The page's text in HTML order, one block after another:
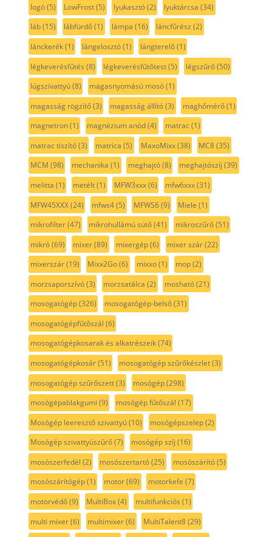
logó(5) LowFrost(5) lyukasztó(2) lyuktárcsa (34)
láb(15) lábfürdő(1) lámpa (16) láncfűrész (2)
lánckerék(1) lángelosztó(1) lángterelő(1)
légkeverésfűtés (8) légkeverésfűtőtest(5) légszűrő(50)
lúgszivattyú(8) magasnyomású mosó(1)
magasság rögzítő(3) magasság állító(3) maghőmérő(1)
magnetron(1) magnézium anód(4) matrac(1)
matrac tiszító(3) matrica (5) MaxoMixx(38) MC8(35)
MCM (98) mechanika (1) meghajtó(8) meghajtószíj (39)
melitta (1) metélt(1) MFW3xxx(6) mfw6xxx(31)
MFW45XXX(24) mfws4(5) MFWS6(9) Miele (1)
mikrofilter(47) mikrohullámú sütő(41) mikroszűrő(51)
mikró(69) mixer(89) mixergép(6) mixer szár(22)
mixerszár(19) Mixx2Go(6) mixxo(1) mop(2)
morzsaporszívó(3) morzsatálca (2) mosható(21)
mosogatógép(326) mosogatógép-belső(31)
mosogatógépfűtőszál (6)
mosogatógépkosarak és alkatrészeik(74)
mosogatógépkosár(51) mosogatógép szűrőkészlet(3)
mosogatógép szűrőszett(3) mosógép(298)
mosógépablakgumi (9) mosógép fűtőszál (17)
Mosógép leeresztő szivattyú(10) mosógépszelep(2)
Mosógép szivattyúszűrő(7) mosógép szíj (16)
mosószerfedél (2) mosószertartó(25) mosószárító(5)
mosószárítógép(1) motor(69) motorkefe (7)
motorvédő(9) MultiBox(4) multifunkciós (1)
multi mixer(6) multimixer(6) MultiTalent8(29)